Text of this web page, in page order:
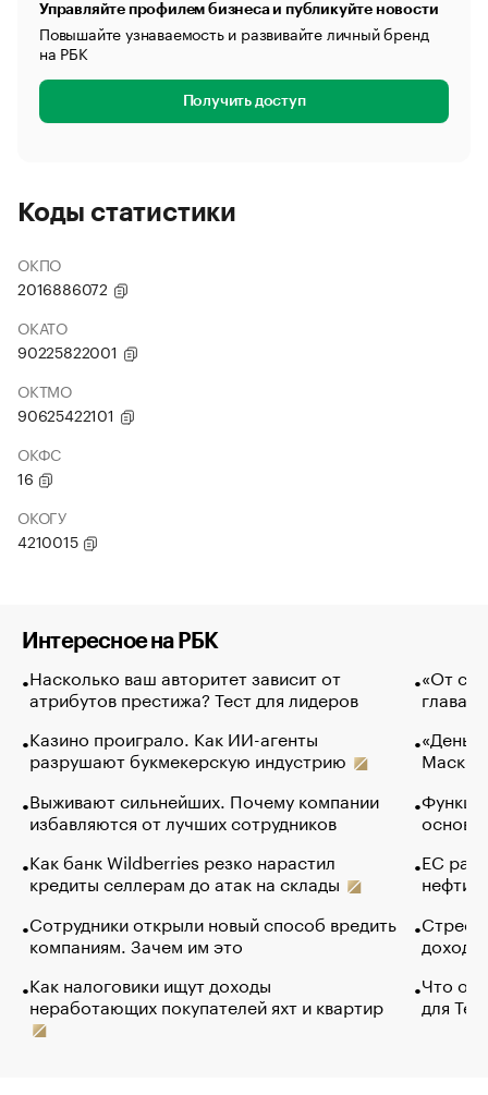
Управляйте профилем бизнеса и публикуйте новости
Повышайте узнаваемость и развивайте личный бренд
на РБК
Получить доступ
Коды статистики
ОКПО
2016886072
ОКАТО
90225822001
ОКТМО
90625422101
ОКФС
16
ОКОГУ
4210015
Интересное на РБК
Насколько ваш авторитет зависит от
атрибутов престижа? Тест для лидеров
Казино проиграло. Как ИИ-агенты
разрушают букмекерскую индустрию
Выживают сильнейших. Почему компании
избавляются от лучших сотрудников
Как банк Wildberries резко нарастил
кредиты селлерам до атак на склады
Сотрудники открыли новый способ вредить
компаниям. Зачем им это
Как налоговики ищут доходы
неработающих покупателей яхт и квартир
«От
глава
Маск в
основ
ЕС
нефти
Что
для